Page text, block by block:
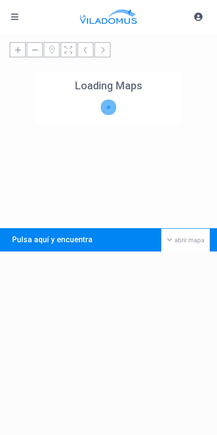
Loading Maps
abrir mapa
Pulsa aquí y encuentra